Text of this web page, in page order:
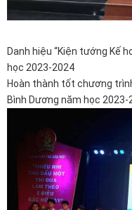
Danh hiệu “Kiện tướng Kế
học 2023-2024
Hoàn thành tốt chương
Bình Dương năm học 2023-